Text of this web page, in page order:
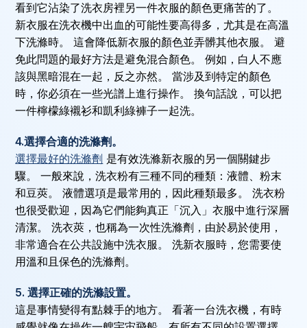
看到它沾染了洗衣房裡另一件衣服的顏色更痛苦的了。
新衣服在洗衣機中出血的可能性要高得多，尤其是在高溫
下洗滌時。 這會降低新衣服的顏色並弄髒其他衣服。 避
免此問題的最好方法是避免混合顏色。 例如，白人不應
該與黑暗混在一起，反之亦然。 當涉及到特定的顏色
時，你必須在一些光譜上進行操作。 換句話說，可以把
一件檸檬綠襯衫和凱利綠褲子一起洗。
4.選擇合適的洗滌劑。
選擇最好的洗滌劑 是有效洗滌新衣服的另一個關鍵步
驟。 一般來說，洗衣粉有三種不同的種類：液體、粉末
和豆莢。 液體選項是最常用的，因此種類最多。 洗衣粉
也很受歡迎，因為它們能夠真正「沉入」衣服中進行深層
清潔。 洗衣莢，也稱為一次性洗滌劑，由於易於使用，
非常適合在公共設施中洗衣服。 洗新衣服時，您需要使
用溫和且保色的洗滌劑。
5. 選擇正確的洗滌設置。
這是事情變得有點棘手的地方。 看著一台洗衣機，有時